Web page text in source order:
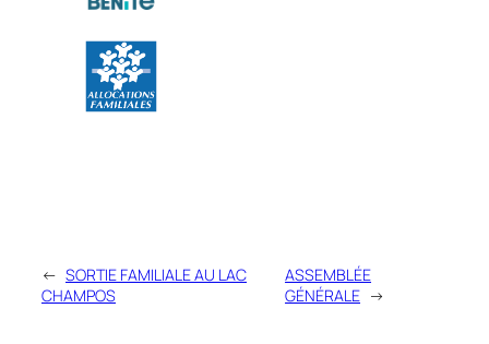
← SORTIE FAMILIALE AU LAC
CHAMPOS
ASSEMBLÉE
GÉNÉRALE →